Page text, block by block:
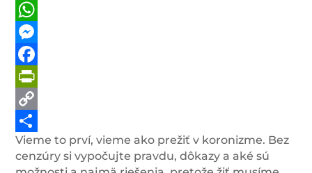
Telegram
WhatsApp
Messenger
Facebook
PrintFriendly
Copy
Link
Share
Vieme to prví, vieme ako prežiť v koronizme. Bez
cenzúry si vypočujte pravdu, dôkazy a aké sú